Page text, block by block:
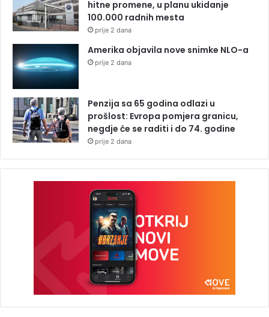
hitne promene, u planu ukidanje
100.000 radnih mesta
prije 2 dana
Amerika objavila nove snimke NLO-a
prije 2 dana
Penzija sa 65 godina odlazi u
prošlost: Evropa pomjera granicu,
negdje će se raditi i do 74. godine
prije 2 dana